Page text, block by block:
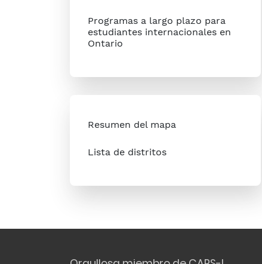
Programas a largo plazo para
estudiantes internacionales en
Ontario
Resumen del mapa
Lista de distritos